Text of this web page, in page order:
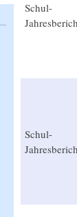
Schul-
Schul-